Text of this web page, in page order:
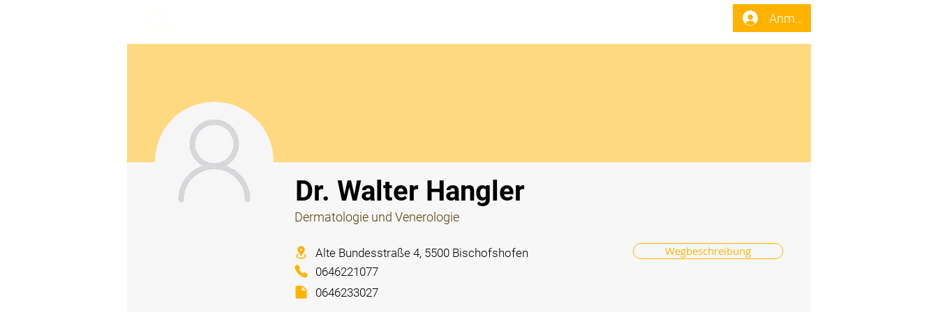
Anmelden
Dr. Walter Hangler
Dermatologie und Venerologie
Wegbeschreibung
Alte Bundesstraße 4, 5500 Bischofshofen
0646221077
0646233027